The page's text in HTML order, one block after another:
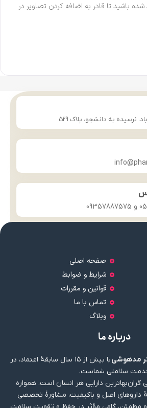
باشید تا قادر به اضافه کردن تصاویر در
نرسیده به دانشجو، پلاک 529
صفحه اصلی
شرایط و ضوابط
قوانین و مقررات
تماس با ما
وبلاگ
درباره ما
مدهوشی
با بیش از ۱۵ سال سابقهٔ اعتماد، در
سلامتی شماست.
گران‌بهاترین دارایی هر انسان است، همواره
داروهای اصل و باکیفیت، مشاورهٔ تخصصی